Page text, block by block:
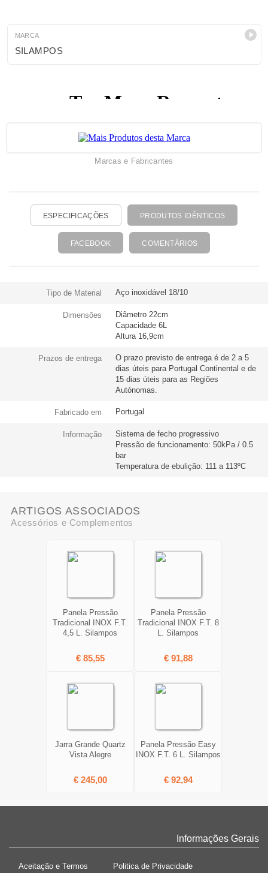
MARCA
SILAMPOS
Marcas e Fabricantes
ESPECIFICAÇÕES PRODUTOS IDÊNTICOS
FACEBOOK COMENTÁRIOS
Tipo de Material Aço inoxidável 18/10
Dimensões
Diâmetro 22cm
Capacidade 6L
Altura 16,9cm
Prazos de entrega
O prazo previsto de entrega é de 2 a 5
dias úteis para Portugal Continental e de
15 dias úteis para as Regiões
Autónomas.
Fabricado em Portugal
Informação
Sistema de fecho progressivo
Pressão de funcionamento: 50kPa / 0.5
bar
Temperatura de ebulição: 111 a 113ºC
ARTIGOS ASSOCIADOS
Acessórios e Complementos
Panela Pressão
Tradicional INOX F.T.
4,5 L. Silampos
€ 85,55
Panela Pressão
Tradicional INOX F.T. 8
L. Silampos
€ 91,88
Jarra Grande Quartz
Vista Alegre
€ 245,00
Panela Pressão Easy
INOX F.T. 6 L. Silampos
€ 92,94
Informações Gerais
Aceitação e Termos Politica de Privacidade